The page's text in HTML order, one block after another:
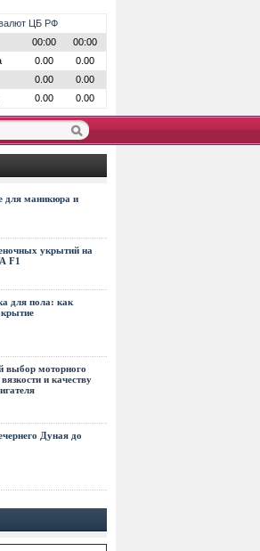
ЦБ РФ
00:00
00:00
0.00
0.00
0.00
0.00
0.00 0.00
для маникюра и
укрытий на
F1
для пола: как
выбор моторного
и качеству
Дуная до